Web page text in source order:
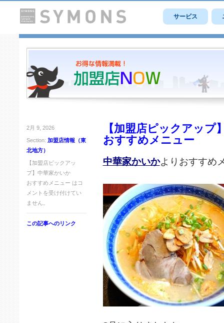
サービス
2月 9, 2026
Section: 加盟店情報（東
北地方）
【加盟店ピックアッ
プ】中華家かいか
おすすめメニュー は コ
メントを受け付けてい
ません。
この記事へのリンク
【加盟店ピックアップ
おすすめメニュー
中華家かいかよりおすすめ